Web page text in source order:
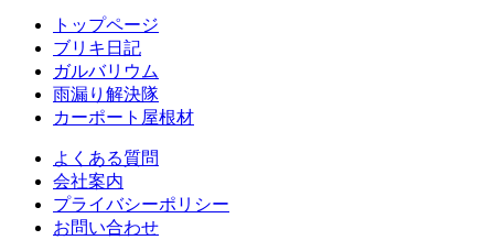
トップページ
ブリキ日記
ガルバリウム
雨漏り解決隊
カーポート屋根材
よくある質問
会社案内
プライバシーポリシー
お問い合わせ